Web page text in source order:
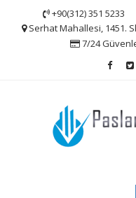
+90(312) 351 5233
Serhat Mahallesi, 1451.
7/24